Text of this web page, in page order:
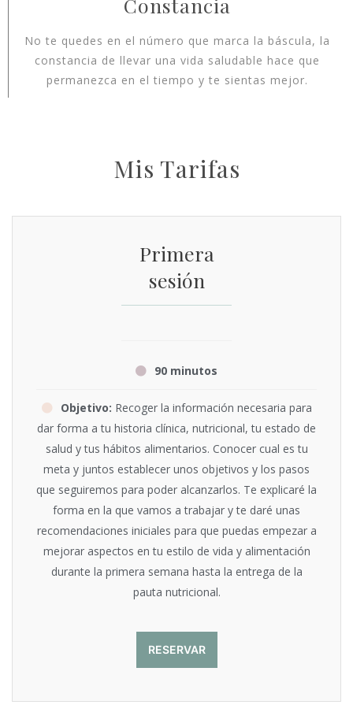
No te quedes en el número que marca la báscula, la
constancia de llevar una vida saludable hace que
permanezca en el tiempo y te sientas mejor.
Mis Tarifas
Primera
sesión
90 minutos
Objetivo: Recoger la información necesaria para
dar forma a tu historia clínica, nutricional, tu estado de
salud y tus hábitos alimentarios. Conocer cual es tu
meta y juntos establecer unos objetivos y los pasos
que seguiremos para poder alcanzarlos. Te explicaré la
forma en la que vamos a trabajar y te daré unas
recomendaciones iniciales para que puedas empezar a
mejorar aspectos en tu estilo de vida y alimentación
durante la primera semana hasta la entrega de la
pauta nutricional.
RESERVAR